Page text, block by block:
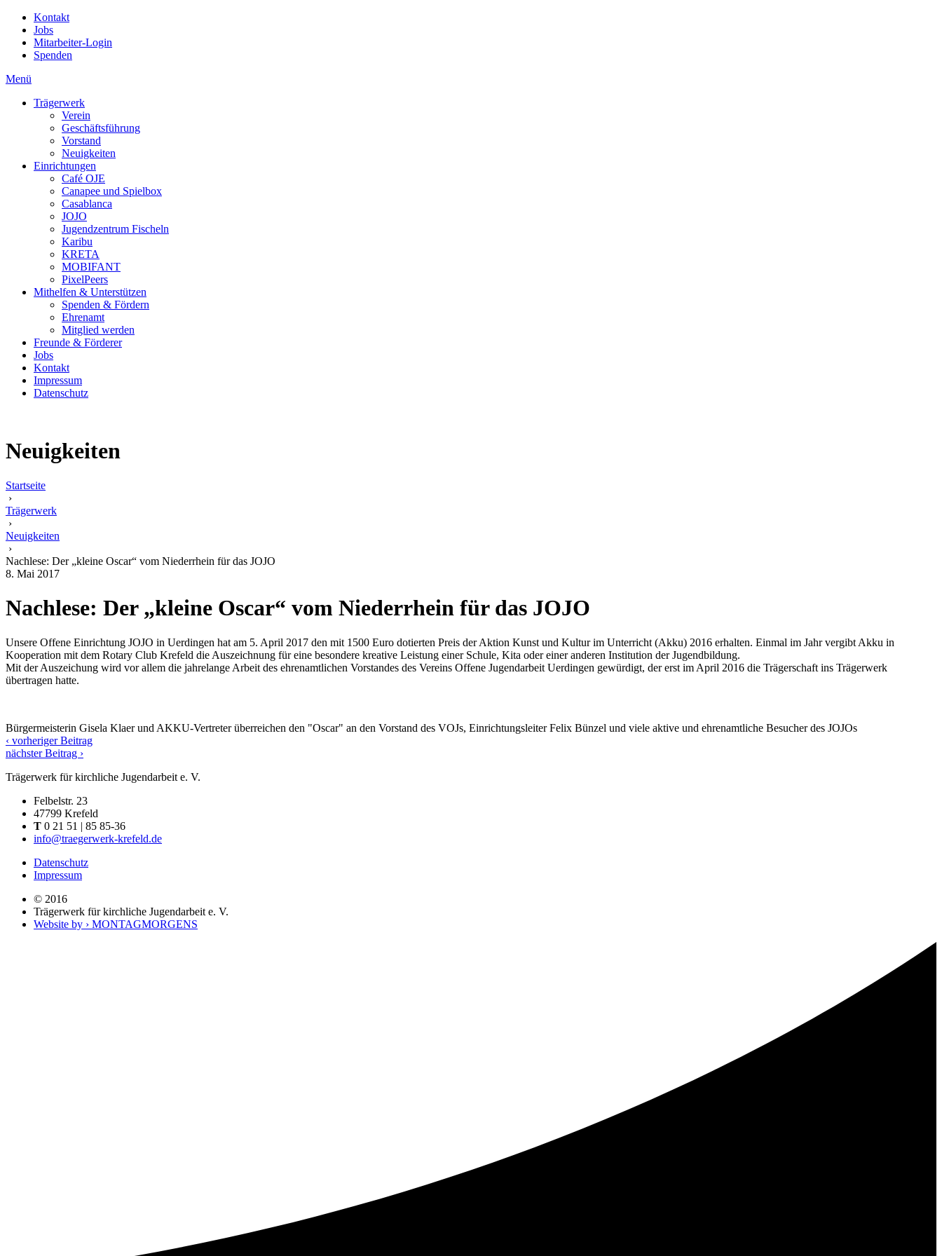
Kontakt
Jobs
Mitarbeiter-Login
Spenden
Menü
Trägerwerk
Verein
Geschäftsführung
Vorstand
Neuigkeiten
Einrichtungen
Café OJE
Canapee und Spielbox
Casablanca
JOJO
Jugendzentrum Fischeln
Karibu
KRETA
MOBIFANT
PixelPeers
Mithelfen & Unterstützen
Spenden & Fördern
Ehrenamt
Mitglied werden
Freunde & Förderer
Jobs
Kontakt
Impressum
Datenschutz
Neuigkeiten
Startseite
›
Trägerwerk
›
Neuigkeiten
›
Nachlese: Der „kleine Oscar“ vom Niederrhein für das JOJO
8. Mai 2017
Nachlese: Der „kleine Oscar“ vom Niederrhein für das JOJO
Unsere Offene Einrichtung JOJO in Uerdingen hat am 5. April 2017 den mit 1500 Euro dotierten Preis der Aktion Kunst und Kultur im Unterricht (Akku) 2016 erhalten. Einmal im Jahr vergibt Akku in
Kooperation mit dem Rotary Club Krefeld die Auszeichnung für eine besondere kreative Leistung einer Schule, Kita oder einer anderen Institution der Jugendbildung.
Mit der Auszeichung wird vor allem die jahrelange Arbeit des ehrenamtlichen Vorstandes des Vereins Offene Jugendarbeit Uerdingen gewürdigt, der erst im April 2016 die Trägerschaft ins Trägerwerk
übertragen hatte.
Bürgermeisterin Gisela Klaer und AKKU-Vertreter überreichen den "Oscar" an den Vorstand des VOJs, Einrichtungsleiter Felix Bünzel und viele aktive und ehrenamtliche Besucher des JOJOs
‹ vorheriger Beitrag
nächster Beitrag ›
Trägerwerk für kirchliche Jugendarbeit e. V.
Felbelstr. 23
47799 Krefeld
T 0 21 51 | 85 85-36
info@traegerwerk-krefeld.de
Datenschutz
Impressum
© 2016
Trägerwerk für kirchliche Jugendarbeit e. V.
Website by › MONTAGMORGENS